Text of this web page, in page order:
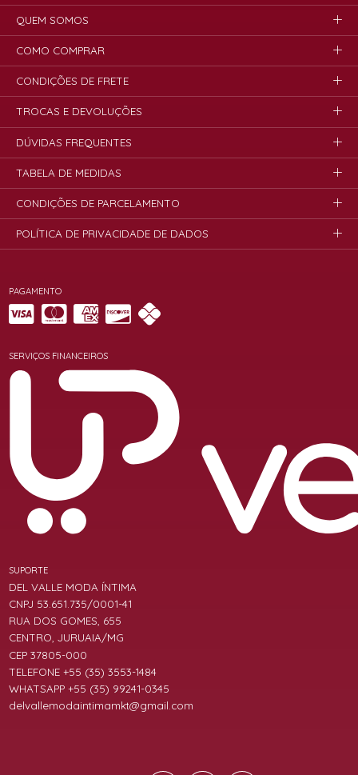
PAGAMENTO
SERVIÇOS FINANCEIROS
SUPORTE
DEL VALLE MODA ÍNTIMA
CNPJ 53.651.735/0001-41
RUA DOS GOMES, 655
CENTRO, JURUAIA/MG
CEP 37805-000
TELEFONE +55 (35) 3553-1484
WHATSAPP +55 (35) 99241-0345
delvallemodaintimamkt@gmail.com
QUEM SOMOS
COMO COMPRAR
CONDIÇÕES DE FRETE
TROCAS E DEVOLUÇÕES
DÚVIDAS FREQUENTES
TABELA DE MEDIDAS
CONDIÇÕES DE PARCELAMENTO
POLÍTICA DE PRIVACIDADE DE DADOS